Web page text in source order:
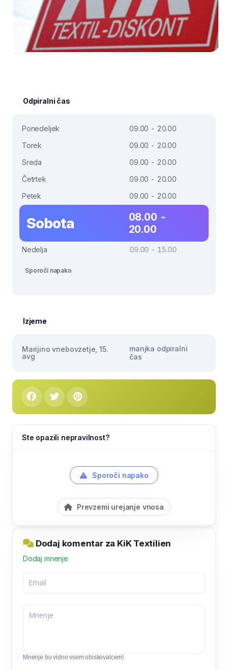
Odpiralni čas
Ponedeljek
09.00 - 20.00
Torek
09.00 - 20.00
Sreda
09.00 - 20.00
Četrtek
09.00 - 20.00
Petek
09.00 - 20.00
Sobota
08.00 -
20.00
Nedelja 09.00 - 15.00
Sporoči napako
Izjeme
Marijino vnebovzetje, 15.
avg
manjka odpiralni
čas
Ste opazili nepravilnost?
Sporoči napako
Prevzemi urejanje vnosa
Dodaj komentar za KiK Textilien
Dodaj mnenje
Mnenje bo vidno vsem obiskovalcem!